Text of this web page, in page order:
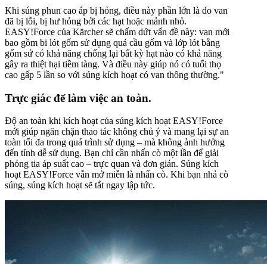
Khi súng phun cao áp bị hỏng, điều này phần lớn là do van
đã bị lỗi, bị hư hỏng bởi các hạt hoặc mảnh nhỏ.
EASY!Force của Kärcher sẽ chấm dứt vấn đề này: van mới
bao gồm bi lót gốm sử dụng quả cầu gốm và lớp lót bằng
gốm sứ có khả năng chống lại bất kỳ hạt nào có khả năng
gây ra thiệt hại tiềm tàng. Và điều này giúp nó có tuổi thọ
cao gấp 5 lần so với súng kích hoạt có van thông thường."
Trực giác để làm việc an toàn.
Độ an toàn khi kích hoạt của súng kích hoạtEASY!Force
mới giúp ngăn chặn thao tác không chủ ý và mang lại sự an
toàn tối đa trong quá trình sử dụng – mà không ảnh hưởng
đến tính dễ sử dụng. Bạn chỉ cần nhấn cò một lần để giải
phóng tia áp suất cao – trực quan và đơn giản. Súng kích
hoạtEASY!Force vẫn mở miễn là nhấn cò. Khi bạn nhả cò
súng, súng kích hoạt sẽ tắt ngay lập tức.